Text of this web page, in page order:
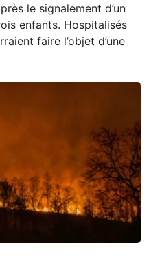
le signalement d’un
enfants. Hospitalisés
faire l’objet d’une